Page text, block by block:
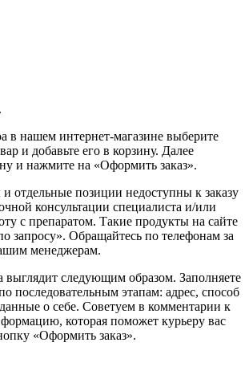
в нашем интернет-магазине выберите
и добавьте его в корзину. Далее
и нажмите на «Оформить заказ».
отдельные позиции недоступны к заказу
консультации специалиста и/или
с препаратом. Такие продукты на сайте
запросу». Обращайтесь по телефонам за
менеджерам.
выглядит следующим образом. Заполняете
последовательным этапам: адрес, способ
о себе. Советуем в комментарии к
которая поможет курьеру вас
«Оформить заказ».